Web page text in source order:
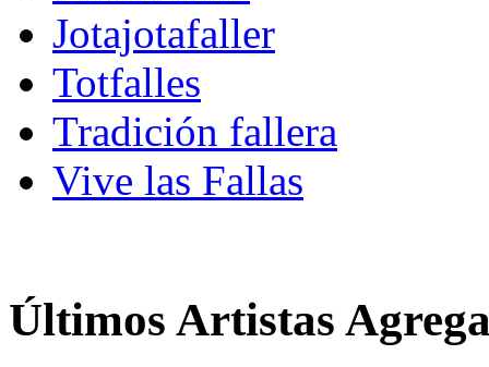
Jotajotafaller
Totfalles
Tradición fallera
Vive las Fallas
Últimos Artistas